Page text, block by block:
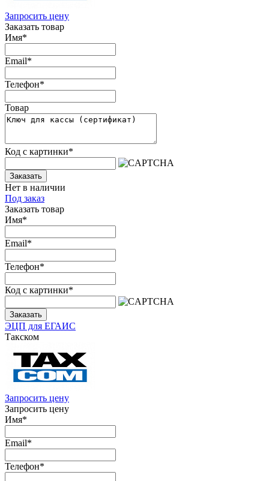
Запросить цену
Заказать товар
Имя*
Email*
Телефон*
Товар
Код с картинки*
Заказать
Нет в наличии
Под заказ
Заказать товар
Имя*
Email*
Телефон*
Код с картинки*
Заказать
ЭЦП для ЕГАИС
Такском
Запросить цену
Запросить цену
Имя*
Email*
Телефон*